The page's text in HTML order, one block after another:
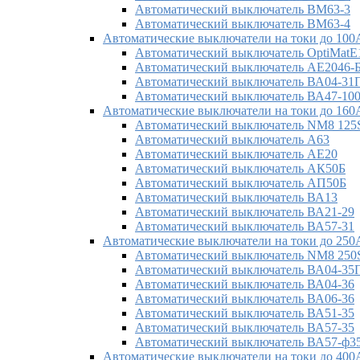
Автоматический выключатель ВМ63-3
Автоматический выключатель ВМ63-4
Автоматические выключатели на токи до
Автоматический выключатель
Автоматический выключатель АЕ2046-
Автоматический выключатель ВА04-
Автоматический выключатель ВА47-
Автоматические выключатели на токи до
Автоматический выключатель NM8
Автоматический выключатель А63
Автоматический выключатель АЕ20
Автоматический выключатель АК50Б
Автоматический выключатель АП50Б
Автоматический выключатель ВА13
Автоматический выключатель ВА21-29
Автоматический выключатель ВА57-31
Автоматические выключатели на токи до
Автоматический выключатель NM8
Автоматический выключатель ВА04-
Автоматический выключатель ВА04-36
Автоматический выключатель ВА06-36
Автоматический выключатель ВА51-35
Автоматический выключатель ВА57-35
Автоматический выключатель ВА57-
Автоматические выключатели на токи до